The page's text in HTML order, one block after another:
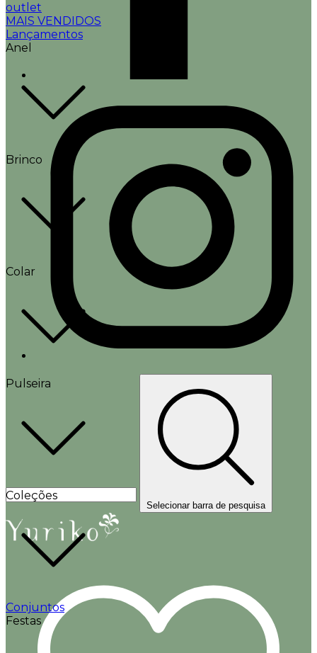
outlet
MAIS VENDIDOS
Lançamentos
Anel
Brinco
Colar
Pulseira
Coleções
Conjuntos
Festas
Selecionar barra de pesquisa